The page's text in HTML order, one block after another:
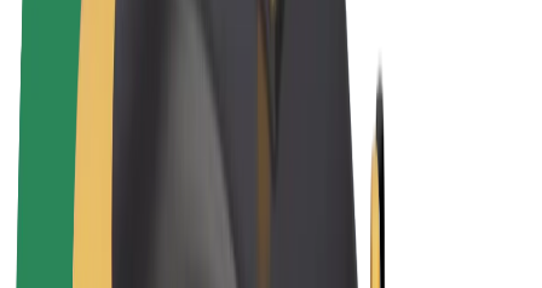
„Bolt for Business“
Užsidirbkite su „Bolt“